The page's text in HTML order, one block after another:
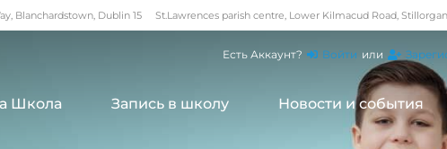
Blanchardstown, Dublin 15 St.Lawrences parish centre, Lower Kilmacud Road,
Есть Аккаунт? Войти или
Школа Запись в школу Новости и события